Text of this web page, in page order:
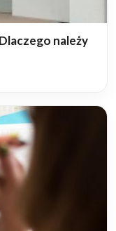
należy